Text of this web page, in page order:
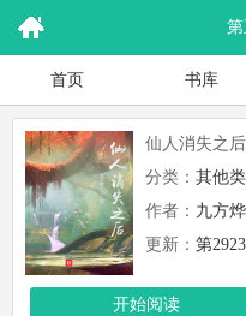
第
首页 书库
仙人消失之后
分类： 其他
作者： 九方烨
更新： 第
开始阅读